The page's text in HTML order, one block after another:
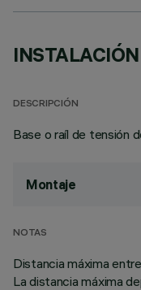
INSTALACIÓN
DESCRIPCIÓN
Base o raíl de tensión
Montaje
NOTAS
Distancia máxima
La distancia máxima